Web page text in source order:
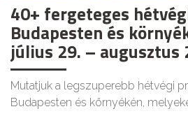
40+ fergeteges
Budapesten és
július 29. – augusztus
Mutatjuk a legszuperebb hétvégi
Budapesten és környékén,